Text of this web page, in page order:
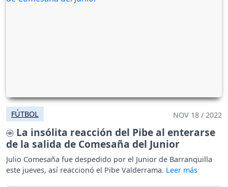
FÚTBOL NOV 18 / 2022
La insólita reacción del Pibe al enterarse
de la salida de Comesaña del Junior
Julio Comesaña fue despedido por el Junior de Barranquilla
este jueves, así reaccionó el Pibe Valderrama.